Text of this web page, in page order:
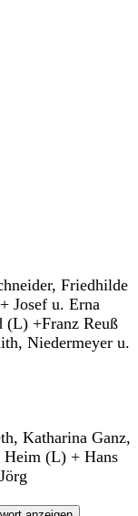
Friedhilde
Josef u. Erna
(L) +Franz Reuß
Niedermeyer u.
Katharina Ganz,
(L) + Hans